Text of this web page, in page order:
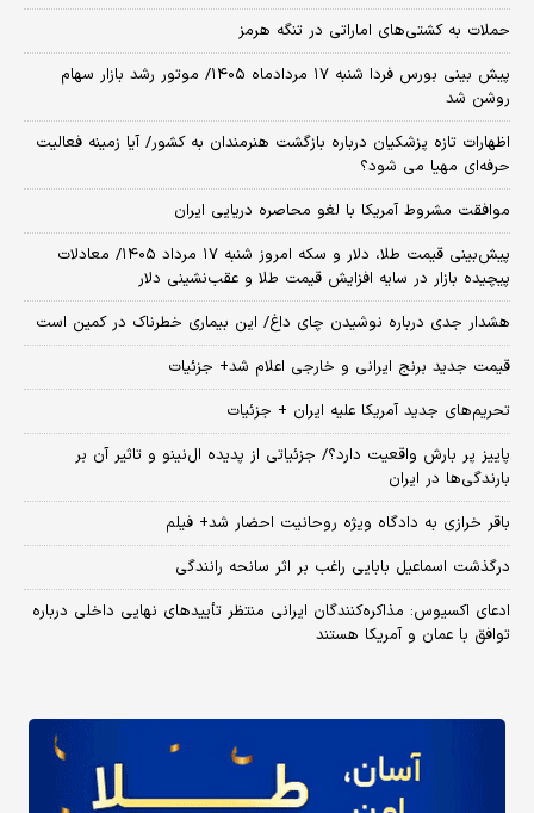
حملات به کشتی‌های اماراتی در تنگه هرمز
پیش بینی بورس فردا شنبه ۱۷ مردادماه ۱۴۰۵/ موتور رشد بازار سهام
روشن شد
اظهارات تازه پزشکیان درباره بازگشت هنرمندان به کشور/ آیا زمینه فعالیت
حرفه‌ای مهیا می شود؟
موافقت مشروط آمریکا با لغو محاصره دریایی ایران
پیش‌بینی قیمت طلا، دلار و سکه امروز شنبه ۱۷ مرداد ۱۴۰۵/ معادلات
پیچیده بازار در سایه افزایش قیمت طلا و عقب‌نشینی دلار
هشدار جدی درباره نوشیدن چای داغ/ این بیماری خطرناک در کمین است
قیمت جدید برنج ایرانی و خارجی اعلام شد+ جزئیات
تحریم‌های جدید آمریکا علیه ایران + جزئیات
پاییز پر بارش واقعیت دارد؟/ جزئیاتی از پدیده ال‌نینو و تاثیر آن بر
بارندگی‌ها در ایران
باقر خرازی به دادگاه ویژه روحانیت احضار شد+ فیلم
درگذشت اسماعیل بابایی راغب بر اثر سانحه رانندگی
ادعای اکسیوس: مذاکره‌کنندگان ایرانی منتظر تأییدهای نهایی داخلی درباره
توافق با عمان و آمریکا هستند